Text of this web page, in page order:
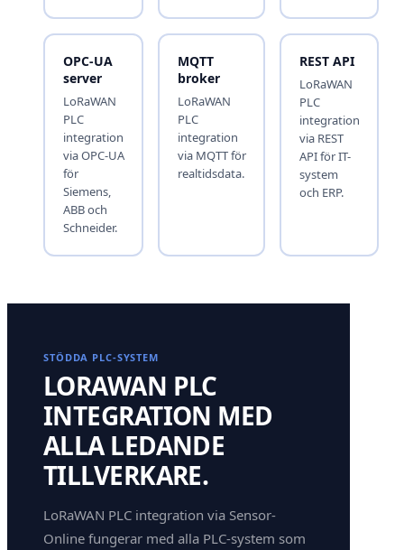
OPC-UA
server
LoRaWAN
PLC
integration
via OPC-UA
för
Siemens,
ABB och
Schneider.
MQTT
broker
LoRaWAN
PLC
integration
via MQTT för
realtidsdata.
REST API
LoRaWAN
PLC
integration
via REST
API för IT-
system
och ERP.
STÖDDA PLC-SYSTEM
LORAWAN PLC
INTEGRATION MED
ALLA LEDANDE
TILLVERKARE.
LoRaWAN PLC integration via Sensor-
Online fungerar med alla PLC-system som